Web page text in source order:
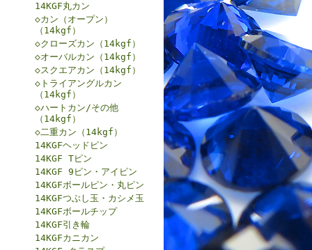
14KGF丸カン
◇カン（オープン）
（14kgf）
◇クローズカン（14kgf）
◇オーバルカン（14kgf）
◇スクエアカン（14kgf）
◇トライアングルカン
（14kgf）
◇ハートカン/その他
（14kgf）
◇二重カン（14kgf）
14KGFヘッドピン
14KGF Tピン
14KGF 9ピン・アイピン
14KGFボールピン・丸ピン
14KGFつぶし玉・カシメ玉
14KGFボールチップ
14KGF引き輪
14KGFカニカン